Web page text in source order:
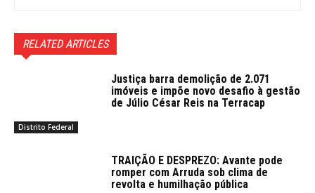
RELATED ARTICLES
Distrito Federal
Justiça barra demolição de 2.071
imóveis e impõe novo desafio à gestão
de Júlio César Reis na Terracap
TRAIÇÃO E DESPREZO: Avante pode
romper com Arruda sob clima de
revolta e humilhação pública